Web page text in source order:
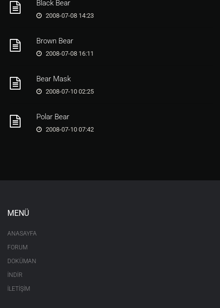
Black Bear
2008-07-08 14:23
Brown Bear
2008-07-08 16:11
Bear Mask
2008-07-10 02:25
Polar Bear
2008-07-10 07:42
MENÜ
ANASAYFA
FORUM
DOKÜMAN
İNDİR
İLETİŞİM